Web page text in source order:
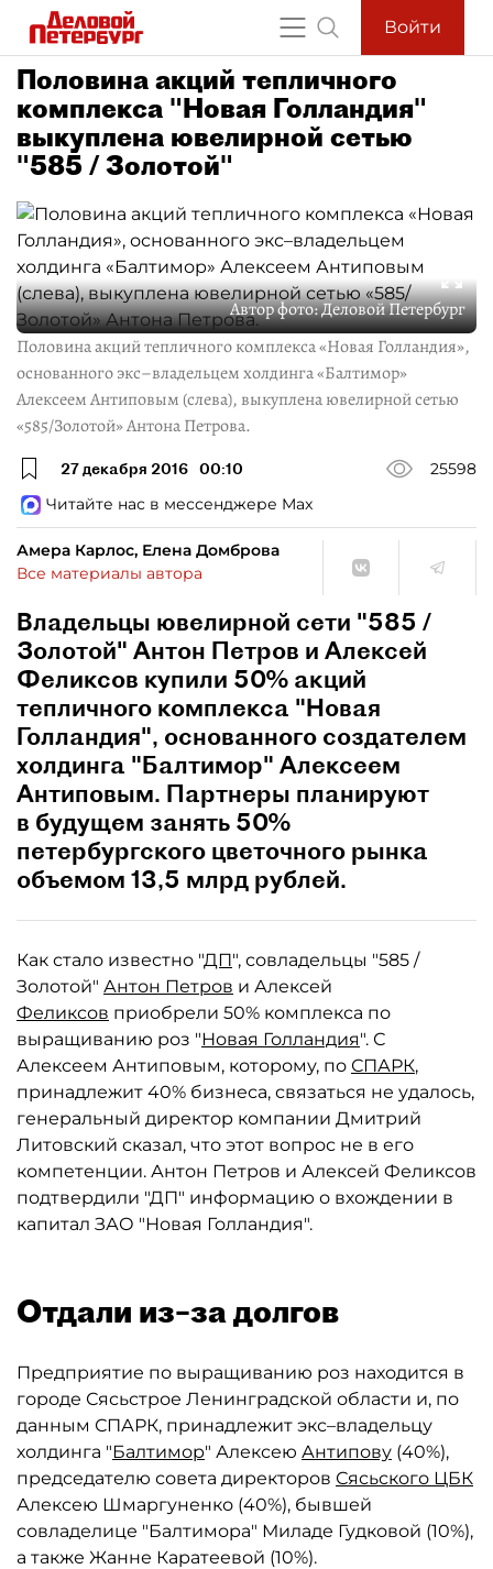
Войти
Половина акций тепличного
комплекса "Новая Голландия"
выкуплена ювелирной сетью
"585 / Золотой"
Автор фото:Деловой Петербург
Половина акций тепличного комплекса «Новая Голландия»,
основанного экс–владельцем холдинга «Балтимор»
Алексеем Антиповым (слева), выкуплена ювелирной сетью
«585/Золотой» Антона Петрова.
27 декабря 2016 00:10
25598
Читайте нас в мессенджере Max
Амера Карлос, Елена Домброва
Все материалы автора
Владельцы ювелирной сети "585 /
Золотой" Антон Петров и Алексей
Феликсов купили 50% акций
тепличного комплекса "Новая
Голландия", основанного создателем
холдинга "Балтимор" Алексеем
Антиповым. Партнеры планируют
в будущем занять 50%
петербургского цветочного рынка
объемом 13,5 млрд рублей.
Как стало известно "ДП", совладельцы "585 /
Золотой" Антон Петров и Алексей
Феликсов приобрели 50% комплекса по
выращиванию роз "Новая Голландия". С
Алексеем Антиповым, которому, по СПАРК,
принадлежит 40% бизнеса, связаться не удалось,
генеральный директор компании Дмитрий
Литовский сказал, что этот вопрос не в его
компетенции. Антон Петров и Алексей Феликсов
подтвердили "ДП" информацию о вхождении в
капитал ЗАО "Новая Голландия".
Отдали из–за долгов
Предприятие по выращиванию роз находится в
городе Сясьстрое Ленинградской области и, по
данным СПАРК, принадлежит экс–владельцу
холдинга "Балтимор" Алексею Антипову (40%),
председателю совета директоров Сясьского ЦБК
Алексею Шмаргуненко (40%), бывшей
совладелице "Балтимора" Миладе Гудковой (10%),
а также Жанне Каратеевой (10%).